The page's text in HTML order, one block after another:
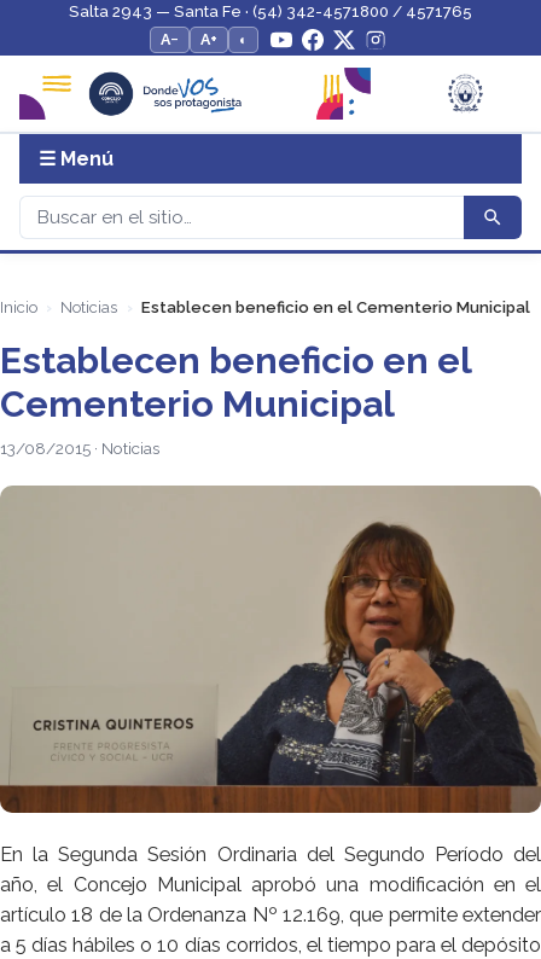
Salta 2943 — Santa Fe · (54) 342-4571800 / 4571765
A−
A+ ◐
☰ Menú
Inicio Noticias Establecen beneficio en el Cementerio Municipal
Establecen beneficio en el
Cementerio Municipal
13/08/2015 · Noticias
En la Segunda Sesión Ordinaria del Segundo Período del
año, el Concejo Municipal aprobó una modificación en el
artículo 18 de la Ordenanza Nº 12.169, que permite extender
a 5 días hábiles o 10 días corridos, el tiempo para el depósito